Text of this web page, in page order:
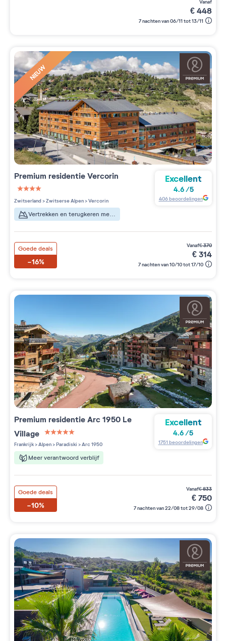
vanaf
€448
7 nachten van 06/11 tot 13/11
NIEUW
Premium residentieVercorin
4 étoiles sur 5
Zwitserland>Zwitserse Alpen>Vercorin
Vertrekken en terugkeren met ski's aan de voeten
Excellent
4.6/5
406beoordelingen
Goede deals
-16%
vanaf€370
€314
7 nachten van 10/10 tot 17/10
Premium residentieArc 1950 Le
Village
5 étoiles sur 5
Frankrijk>Alpen>Paradiski >Arc 1950
Meer verantwoord verblijf
Excellent
4.6/5
1751 beoordelingen
Goede deals
-10%
vanaf€833
€750
7 nachten van 22/08 tot 29/08